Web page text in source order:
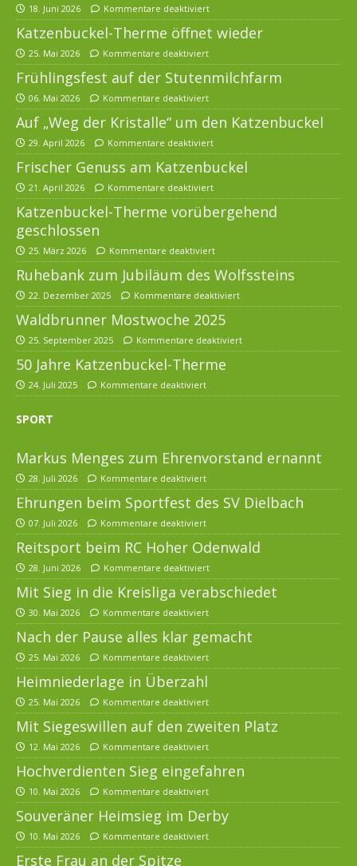
18. Juni 2026 Kommentare deaktiviert
Katzenbuckel-Therme öffnet wieder
25. Mai 2026 Kommentare deaktiviert
Frühlingsfest auf der Stutenmilchfarm
06. Mai 2026 Kommentare deaktiviert
Auf „Weg der Kristalle“ um den Katzenbuckel
29. April 2026 Kommentare deaktiviert
Frischer Genuss am Katzenbuckel
21. April 2026 Kommentare deaktiviert
Katzenbuckel-Therme vorübergehend
geschlossen
25. März 2026 Kommentare deaktiviert
Ruhebank zum Jubiläum des Wolfssteins
22. Dezember 2025 Kommentare deaktiviert
Waldbrunner Mostwoche 2025
25. September 2025 Kommentare deaktiviert
50 Jahre Katzenbuckel-Therme
24. Juli 2025 Kommentare deaktiviert
SPORT
Markus Menges zum Ehrenvorstand ernannt
28. Juli 2026 Kommentare deaktiviert
Ehrungen beim Sportfest des SV Dielbach
07. Juli 2026 Kommentare deaktiviert
Reitsport beim RC Hoher Odenwald
28. Juni 2026 Kommentare deaktiviert
Mit Sieg in die Kreisliga verabschiedet
30. Mai 2026 Kommentare deaktiviert
Nach der Pause alles klar gemacht
25. Mai 2026 Kommentare deaktiviert
Heimniederlage in Überzahl
25. Mai 2026 Kommentare deaktiviert
Mit Siegeswillen auf den zweiten Platz
12. Mai 2026 Kommentare deaktiviert
Hochverdienten Sieg eingefahren
10. Mai 2026 Kommentare deaktiviert
Souveräner Heimsieg im Derby
10. Mai 2026 Kommentare deaktiviert
Erste Frau an der Spitze